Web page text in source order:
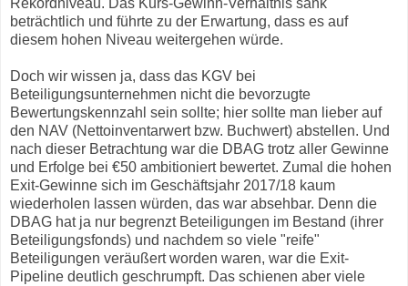
Rekordniveau. Das Kurs-Gewinn-Verhältnis sank
beträchtlich und führte zu der Erwartung, dass es auf
diesem hohen Niveau weitergehen würde.
Doch wir wissen ja, dass das KGV bei
Beteiligungsunternehmen nicht die bevorzugte
Bewertungskennzahl sein sollte; hier sollte man lieber auf
den NAV (Nettoinventarwert bzw. Buchwert) abstellen. Und
nach dieser Betrachtung war die DBAG trotz aller Gewinne
und Erfolge bei €50 ambitioniert bewertet. Zumal die hohen
Exit-Gewinne sich im Geschäftsjahr 2017/18 kaum
wiederholen lassen würden, das war absehbar. Denn die
DBAG hat ja nur begrenzt Beteiligungen im Bestand (ihrer
Beteiligungsfonds) und nachdem so viele "reife"
Beteiligungen veräußert worden waren, war die Exit-
Pipeline deutlich geschrumpft. Das schienen aber viele